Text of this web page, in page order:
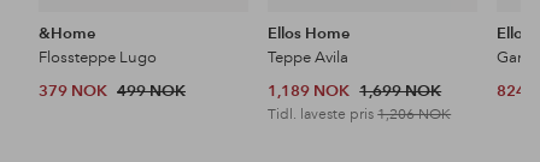
&Home
Flossteppe Lugo
379 NOK 499 NOK
Ellos Home
Teppe Avila
1,189 NOK 1,699 NOK
Tidl. laveste pris1,206 NOK
Ellos
824